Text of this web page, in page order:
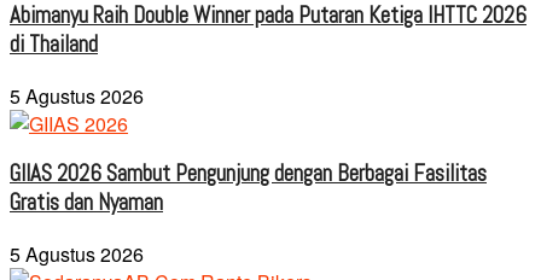
Abimanyu Raih Double Winner pada Putaran Ketiga IHTTC 2026
di Thailand
5 Agustus 2026
GIIAS 2026 Sambut Pengunjung dengan Berbagai Fasilitas
Gratis dan Nyaman
5 Agustus 2026